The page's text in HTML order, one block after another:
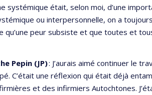
systémique était, selon moi, d’une
ou interpersonnelle, on a
qu’une peur subsiste et que toutes et
Pepin (JP): J’aurais aimé continuer le
C’était une réflexion qui était déjà
et des infirmiers Autochtones.